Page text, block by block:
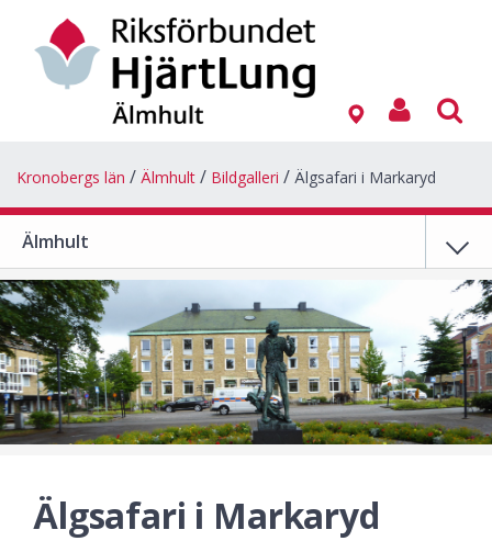
Kronobergs län Älmhult Bildgalleri Älgsafari i Markaryd
Älmhult
Älgsafari i Markaryd